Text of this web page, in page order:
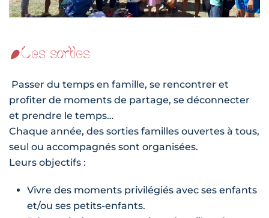
Les sorties
Passer du temps en famille, se rencontrer et
profiter de moments de partage, se déconnecter
et prendre le temps…
Chaque année, des sorties familles ouvertes à tous,
seul ou accompagnés sont organisées.
Leurs objectifs :
Vivre des moments privilégiés avec ses enfants
et/ou ses petits-enfants.